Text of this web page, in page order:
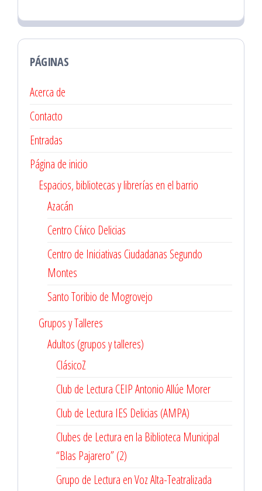
PÁGINAS
Acerca de
Contacto
Entradas
Página de inicio
Espacios, bibliotecas y librerías en el barrio
Azacán
Centro Cívico Delicias
Centro de Iniciativas Ciudadanas Segundo
Montes
Santo Toribio de Mogrovejo
Grupos y Talleres
Adultos (grupos y talleres)
ClásicoZ
Club de Lectura CEIP Antonio Allúe Morer
Club de Lectura IES Delicias (AMPA)
Clubes de Lectura en la Biblioteca Municipal
“Blas Pajarero” (2)
Grupo de Lectura en Voz Alta-Teatralizada